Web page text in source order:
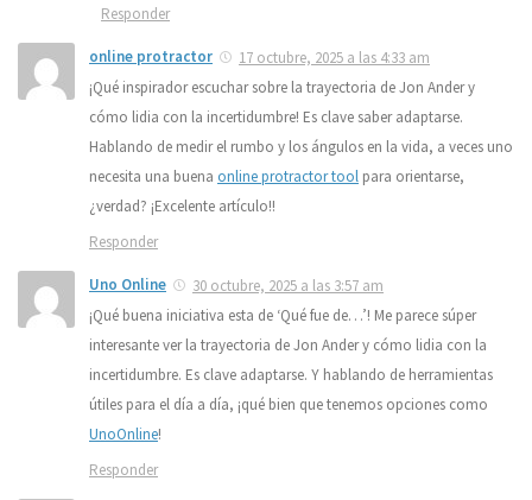
Responder
online protractor
17 octubre, 2025 a las 4:33 am
¡Qué inspirador escuchar sobre la trayectoria de Jon Ander y
cómo lidia con la incertidumbre! Es clave saber adaptarse.
Hablando de medir el rumbo y los ángulos en la vida, a veces uno
necesita una buena online protractor tool para orientarse,
¿verdad? ¡Excelente artículo!!
Responder
Uno Online
30 octubre, 2025 a las 3:57 am
¡Qué buena iniciativa esta de ‘Qué fue de…’! Me parece súper
interesante ver la trayectoria de Jon Ander y cómo lidia con la
incertidumbre. Es clave adaptarse. Y hablando de herramientas
útiles para el día a día, ¡qué bien que tenemos opciones como
UnoOnline!
Responder